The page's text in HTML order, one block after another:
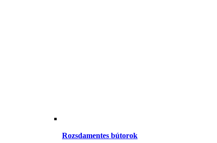
Rozsdamentes bútorok